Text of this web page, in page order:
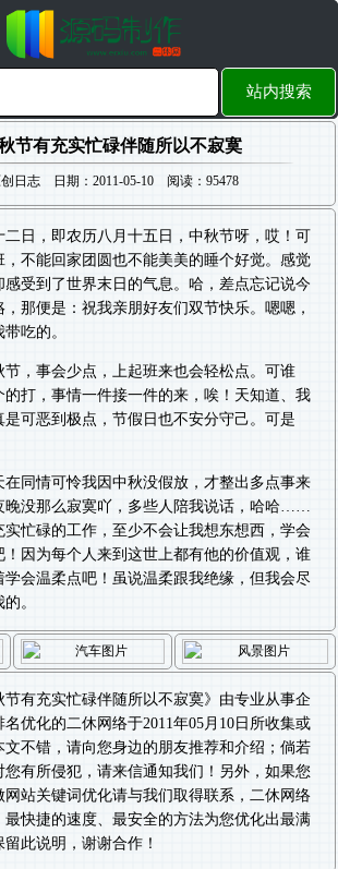
站内搜索
节有充实忙碌伴随所以不寂寞
日志 日期：2011-05-10 阅读：95478
二日，即农历八月十五日，中秋节呀，哎！可
不能回家团圆也不能美美的睡个好觉。感觉
受到了世界末日的气息。哈，差点忘记说今
那便是：祝我亲朋好友们双节快乐。嗯嗯，
吃的。
节，事会少点，上起班来也会轻松点。可谁
打，事情一件接一件的来，唉！天知道、我
可恶到极点，节假日也不安分守己。可是
在同情可怜我因中秋没假放，才整出多点事来
晚没那么寂寞吖，多些人陪我说话，哈哈……
忙碌的工作，至少不会让我想东想西，学会
！因为每个人来到这世上都有他的价值观，谁
会温柔点吧！虽说温柔跟我绝缘，但我会尽
。
节有充实忙碌伴随所以不寂寞》由专业从事企
名优化的二休网络于2011年05月10日所收集或
不错，请向您身边的朋友推荐和介绍；倘若
有所侵犯，请来信通知我们！另外，如果您
网站关键词优化请与我们取得联系，二休网络
快捷的速度、最安全的方法为您优化出最满
此说明，谢谢合作！